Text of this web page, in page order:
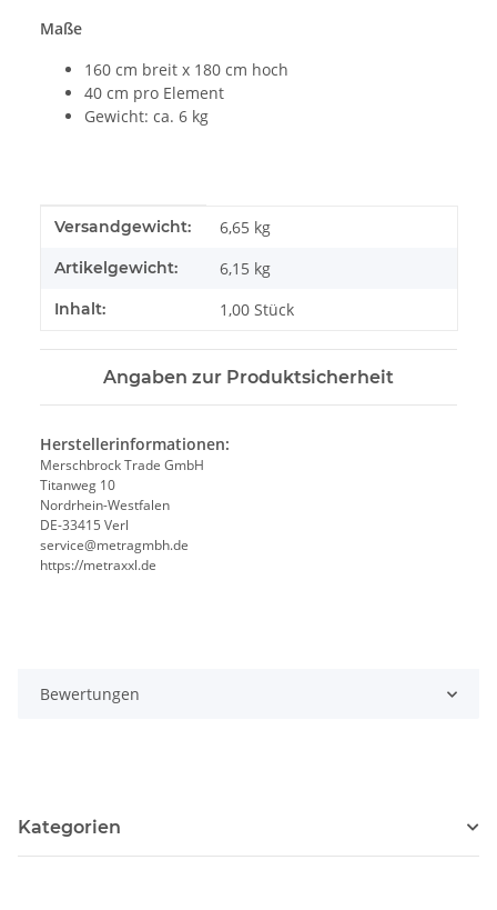
Maße
160 cm breit x 180 cm hoch
40 cm pro Element
Gewicht: ca. 6 kg
Produkteigenschaft
Wert
Versandgewicht: 6,65 kg
Artikelgewicht: 6,15 kg
Inhalt: 1,00 Stück
Angaben zur Produktsicherheit
Herstellerinformationen:
Merschbrock Trade GmbH
Titanweg 10
Nordrhein-Westfalen
DE-33415 Verl
service@metragmbh.de
https://metraxxl.de
Bewertungen
Kategorien